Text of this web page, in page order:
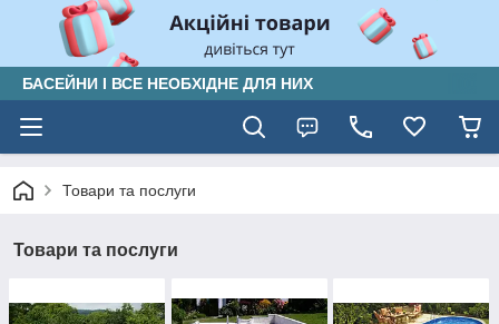
БАСЕЙНИ І ВСЕ НЕОБХІДНЕ ДЛЯ НИХ
Товари та послуги
Товари та послуги